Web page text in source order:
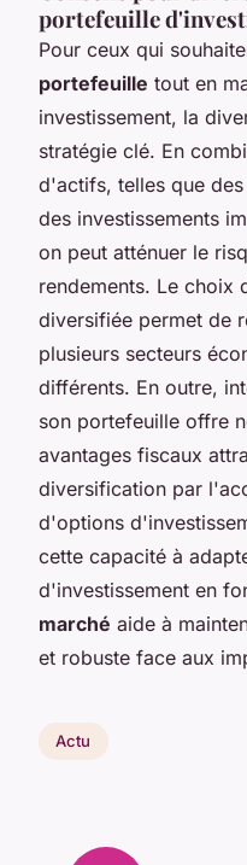
portefeuille
Pour ceux qui
portefeuille tout en
investissement, la
stratégie clé. En
d'actifs, telles que
des investissements
on peut atténuer le
rendements. Le choix
diversifiée permet de
plusieurs secteurs
différents. En outre,
son portefeuille offre
avantages fiscaux
diversification par
d'options
cette capacité à
d'investissement en
marché aide à
et robuste face aux
Actu